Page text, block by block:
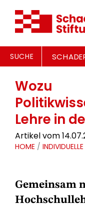
SUCHE
Wozu
Lehre in
Artikel vom
HOME /
Gemeinsam